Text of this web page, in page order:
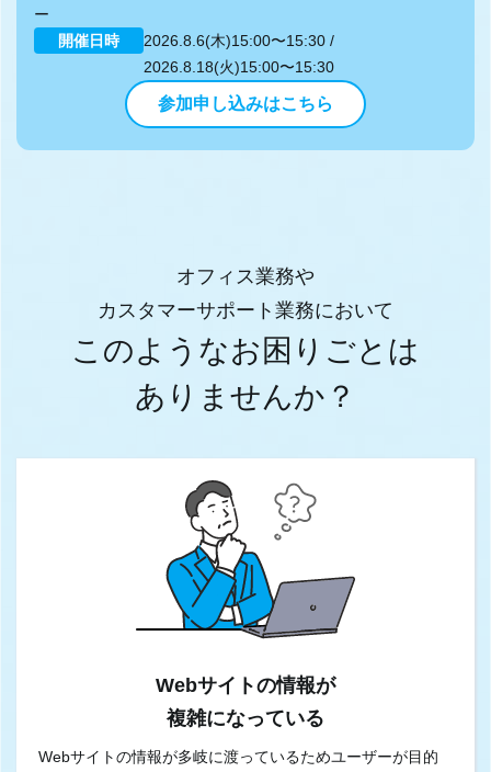
ー
開催日時
2026.8.6(木)15:00〜15:30 /
2026.8.18(火)15:00〜15:30
参加申し込みはこちら
オフィス業務や
カスタマーサポート業務において
このようなお困りごとは
ありませんか？
Webサイトの情報が
複雑になっている
Webサイトの情報が多岐に渡っているためユーザーが目的